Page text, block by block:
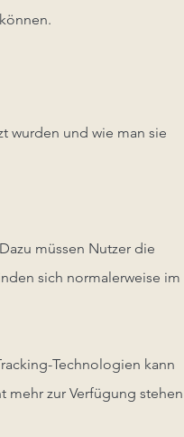
wurden und wie man sie
müssen Nutzer die
sich normalerweise im
Technologien kann
mehr zur Verfügung stehen